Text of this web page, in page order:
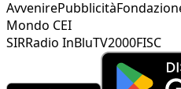
AvvenirePubblicità
Mondo CEI
SIRRadio InBluTV2000FISC